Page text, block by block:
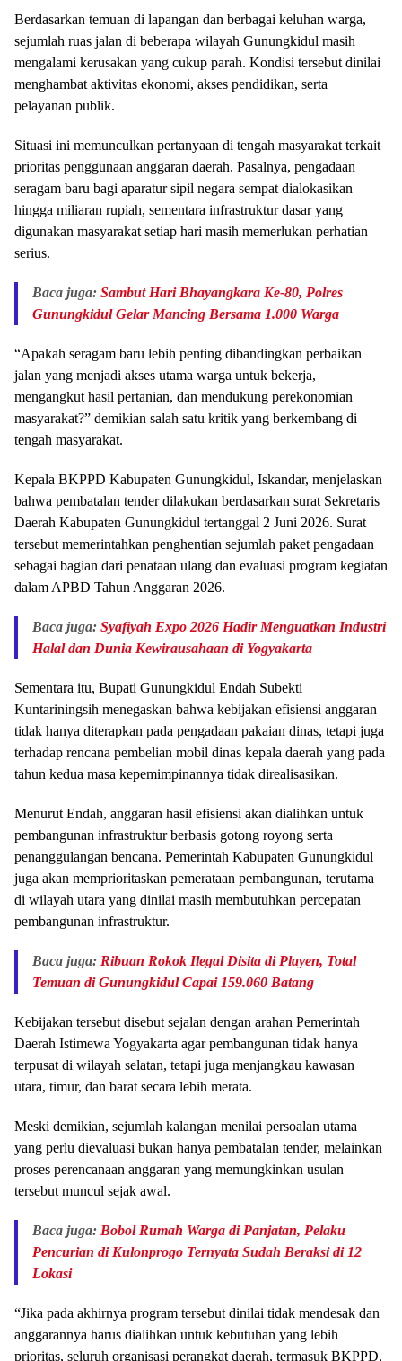
Berdasarkan temuan di lapangan dan berbagai keluhan warga,
sejumlah ruas jalan di beberapa wilayah Gunungkidul masih
mengalami kerusakan yang cukup parah. Kondisi tersebut dinilai
menghambat aktivitas ekonomi, akses pendidikan, serta
pelayanan publik.
Situasi ini memunculkan pertanyaan di tengah masyarakat terkait
prioritas penggunaan anggaran daerah. Pasalnya, pengadaan
seragam baru bagi aparatur sipil negara sempat dialokasikan
hingga miliaran rupiah, sementara infrastruktur dasar yang
digunakan masyarakat setiap hari masih memerlukan perhatian
serius.
Baca juga: Sambut Hari Bhayangkara Ke-80, Polres
Gunungkidul Gelar Mancing Bersama 1.000 Warga
“Apakah seragam baru lebih penting dibandingkan perbaikan
jalan yang menjadi akses utama warga untuk bekerja,
mengangkut hasil pertanian, dan mendukung perekonomian
masyarakat?” demikian salah satu kritik yang berkembang di
tengah masyarakat.
Kepala BKPPD Kabupaten Gunungkidul, Iskandar, menjelaskan
bahwa pembatalan tender dilakukan berdasarkan surat Sekretaris
Daerah Kabupaten Gunungkidul tertanggal 2 Juni 2026. Surat
tersebut memerintahkan penghentian sejumlah paket pengadaan
sebagai bagian dari penataan ulang dan evaluasi program kegiatan
dalam APBD Tahun Anggaran 2026.
Baca juga: Syafiyah Expo 2026 Hadir Menguatkan Industri
Halal dan Dunia Kewirausahaan di Yogyakarta
Sementara itu, Bupati Gunungkidul Endah Subekti
Kuntariningsih menegaskan bahwa kebijakan efisiensi anggaran
tidak hanya diterapkan pada pengadaan pakaian dinas, tetapi juga
terhadap rencana pembelian mobil dinas kepala daerah yang pada
tahun kedua masa kepemimpinannya tidak direalisasikan.
Menurut Endah, anggaran hasil efisiensi akan dialihkan untuk
pembangunan infrastruktur berbasis gotong royong serta
penanggulangan bencana. Pemerintah Kabupaten Gunungkidul
juga akan memprioritaskan pemerataan pembangunan, terutama
di wilayah utara yang dinilai masih membutuhkan percepatan
pembangunan infrastruktur.
Baca juga: Ribuan Rokok Ilegal Disita di Playen, Total
Temuan di Gunungkidul Capai 159.060 Batang
Kebijakan tersebut disebut sejalan dengan arahan Pemerintah
Daerah Istimewa Yogyakarta agar pembangunan tidak hanya
terpusat di wilayah selatan, tetapi juga menjangkau kawasan
utara, timur, dan barat secara lebih merata.
Meski demikian, sejumlah kalangan menilai persoalan utama
yang perlu dievaluasi bukan hanya pembatalan tender, melainkan
proses perencanaan anggaran yang memungkinkan usulan
tersebut muncul sejak awal.
Baca juga: Bobol Rumah Warga di Panjatan, Pelaku
Pencurian di Kulonprogo Ternyata Sudah Beraksi di 12
Lokasi
“Jika pada akhirnya program tersebut dinilai tidak mendesak dan
anggarannya harus dialihkan untuk kebutuhan yang lebih
prioritas, seluruh organisasi perangkat daerah, termasuk BKPPD,